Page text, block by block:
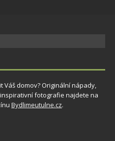
Váš domov? Originální nápady,
fotografie najdete na
Bydlimeutulne.cz.